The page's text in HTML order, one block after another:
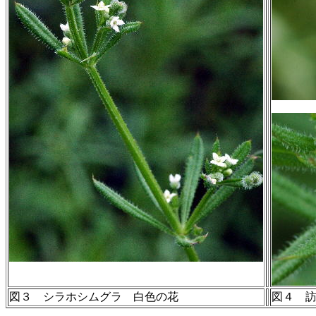
図３ シラホシムグラ 白色の花 図４